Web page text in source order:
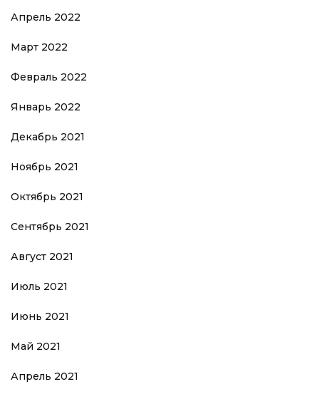
Апрель 2022
Март 2022
Февраль 2022
Январь 2022
Декабрь 2021
Ноябрь 2021
Октябрь 2021
Сентябрь 2021
Август 2021
Июль 2021
Июнь 2021
Май 2021
Апрель 2021